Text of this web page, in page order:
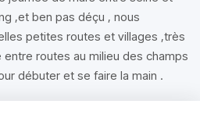
,et ben pas déçu , nous
petites routes et villages ,très
routes au milieu des champs
débuter et se faire la main .